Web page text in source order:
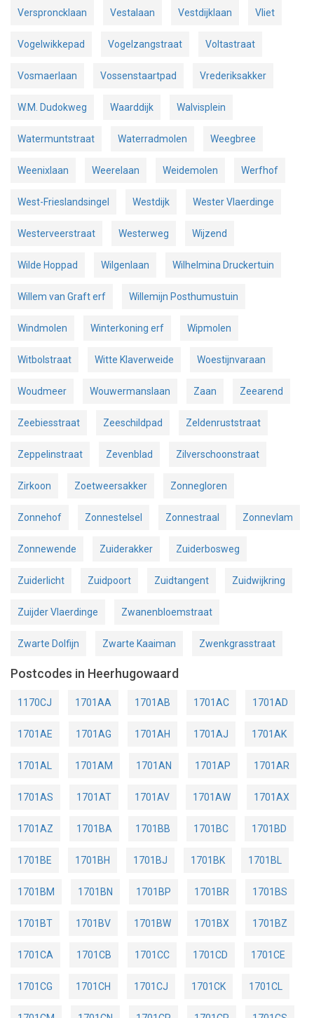
Versproncklaan Vestalaan Vestdijklaan Vliet
Vogelwikkepad Vogelzangstraat Voltastraat
Vosmaerlaan Vossenstaartpad Vrederiksakker
W.M. Dudokweg Waarddijk Walvisplein
Watermuntstraat Waterradmolen Weegbree
Weenixlaan Weerelaan Weidemolen Werfhof
West-Frieslandsingel Westdijk Wester Vlaerdinge
Westerveerstraat Westerweg Wijzend
Wilde Hoppad Wilgenlaan Wilhelmina Druckertuin
Willem van Graft erf Willemijn Posthumustuin
Windmolen Winterkoning erf Wipmolen
Witbolstraat Witte Klaverweide Woestijnvaraan
Woudmeer Wouwermanslaan Zaan Zeearend
Zeebiesstraat Zeeschildpad Zeldenruststraat
Zeppelinstraat Zevenblad Zilverschoonstraat
Zirkoon Zoetweersakker Zonnegloren
Zonnehof Zonnestelsel Zonnestraal Zonnevlam
Zonnewende Zuiderakker Zuiderbosweg
Zuiderlicht Zuidpoort Zuidtangent Zuidwijkring
Zuijder Vlaerdinge Zwanenbloemstraat
Zwarte Dolfijn Zwarte Kaaiman Zwenkgrasstraat
Postcodes in Heerhugowaard
1170CJ 1701AA 1701AB 1701AC 1701AD
1701AE 1701AG 1701AH 1701AJ 1701AK
1701AL 1701AM 1701AN 1701AP 1701AR
1701AS 1701AT 1701AV 1701AW 1701AX
1701AZ 1701BA 1701BB 1701BC 1701BD
1701BE 1701BH 1701BJ 1701BK 1701BL
1701BM 1701BN 1701BP 1701BR 1701BS
1701BT 1701BV 1701BW 1701BX 1701BZ
1701CA 1701CB 1701CC 1701CD 1701CE
1701CG 1701CH 1701CJ 1701CK 1701CL